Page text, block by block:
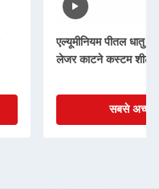
एल्यूमीनियम पीतल धातु
लेजर काटने कस्टम शीट
सबसे अच्छी